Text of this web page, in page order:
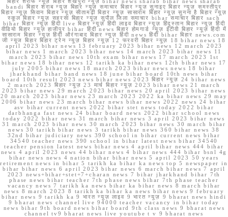
bandi बिहार शराब न्यूज़ बिहार न्यूज़ समाचार बिहार न्यूज़ सुनाइए बिहार न्यूज़ समस्तीपुर
बिहार न्यूज़ सिवान बिहार न्यूज़ सीतामढ़ी बिहार न्यूज़ सासाराम बिहार न्यूज़ सुनना है बिहार न्यूज़
स्कूल बिहार न्यूज़ सहरसा बिहार न्यूज़ सुपौल जिला समाचार bihar समाचार बिहार sach
bihar बिहार न्यूज़ हिंदी live बिहार न्यूज़ हिंदी लाइव बिहार न्यूज़ हिंदुस्तान बिहार न्यूज़ हिंदी
वीडियो बिहार न्यूज़ हाजीपुर bihar हिंदी news बिहार होमगार्ड न्यूज़ ईटीवी बिहार न्यूज़ हिंदी में
सासाराम बिहार न्यूज़ हिंदी औरंगाबाद बिहार न्यूज़ हिंदी news हिंदी bihar बिहार news.com
जी न्यूज बिहार बिहार ट्रेन न्यूज़ बिहार न्यूज़ 12 फरवरी बिहार न्यूज़ 18 bihar news 18
april 2023 bihar news 13 february 2023 bihar news 12 march 2023
bihar news 1 march 2023 bihar news 14 march 2023 bihar news 11
march 2023 bihar news 10th exam bihar news 17 march 2023 1st
bihar news 18 bihar news 12 tarikh ka bihar news 12th bihar news 17
july 2005 bihar news 18 march 2023 bihar news news 18 bihar
jharkhand bihar band news 18 june bihar board 10th news bihar
board 10th result 2023 news bihar news 2023 बिहार न्यूज़ 24 bihar news
2 march 2023 बिहार न्यूज़ 23 मार्च बिहार न्यूज़ 2023 bihar news 21 march
2023 bihar news 29 march 2023 bihar news 20 april 2023 bihar news
20 march 2023 bihar news 23 march 2023 2022 ka bihar news 29 may
2006 bihar news 23 march bihar news bihar news 2022 news 24 bihar
asv bihar current news 2022 bihar stet news today 2022 bihar
darbhanga fast news 24 bihar board news 2022 bihar school news
today 2022 bihar news 31 march bihar news 3 april 2023 bihar news
31 march 2023 bihar news 30 march 2023 bihar news 30 march bihar
news 30 tarikh bihar news 3 tarikh bihar news 360 bihar news 38
32nd bihar judiciary news 390 school in bihar current news bihar
34540 teacher news 390 school in bihar latest news bihar 34540
teacher pension latest news bihar news 4 april bihar news 444 bihar
news 4 april 2023 news 44 bihar news 4 bihar news 444 bihar bsnl 4g
bihar news news 4 nation bihar bihar news 5 april 2023 50 years
retirement news in bihar 5 tarikh ka bihar ka news top 5 newspaper in
bihar bihar news 6 april 2023 bihar news 6 march bihar news 7 april
2023 news+bihar+stet+7+charan news 7 bihar jharkhand bihar 7th
phase news bihar teacher 7th phase news bihar 7th phase teacher
vacancy news 7 tarikh ka news bihar ka bihar news 8 march bihar
news 8 march 2023 8 tarikh ka bihar ka news bihar news 9 february
bihar news 9 tarikh ka 9 भारत न्यूज़ लाइव 9 भारत न्यूज़ 9 bharat news hindi
9 bharat news channel live 94000 teacher vacancy in bihar today
news bihar 9th board news bihar board 9th class news 9 bharat news
channel tv9 bharat news live youtube t v 9 bharat news